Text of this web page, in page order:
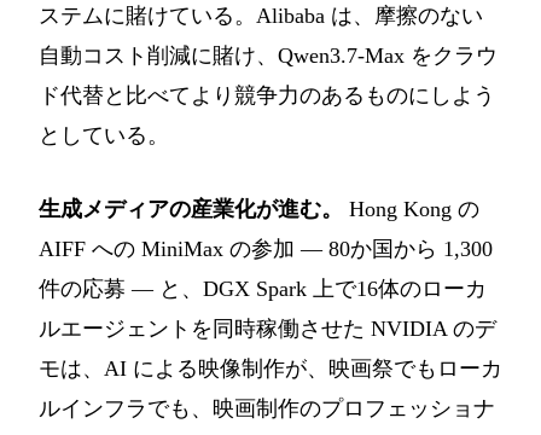
ステムに賭けている。Alibaba は、摩擦のない
自動コスト削減に賭け、Qwen3.7-Max をクラウ
ド代替と比べてより競争力のあるものにしよう
としている。
生成メディアの産業化が進む。
Hong Kong の
AIFF への MiniMax の参加 — 80か国から 1,300
件の応募 — と、DGX Spark 上で16体のローカ
ルエージェントを同時稼働させた NVIDIA のデ
モは、AI による映像制作が、映画祭でもローカ
ルインフラでも、映画制作のプロフェッショナ